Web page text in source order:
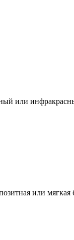
или
или мягкая